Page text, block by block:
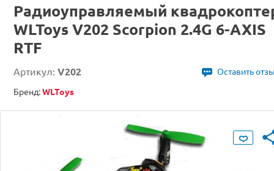
Радиоуправляемый
WLToys V202 Scorpion 2.4G 6-AXIS
RTF
Артикул: V202
Оставить
Бренд:WLToys